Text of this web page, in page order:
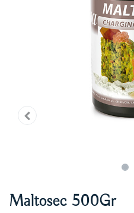
Maltosec 500Gr